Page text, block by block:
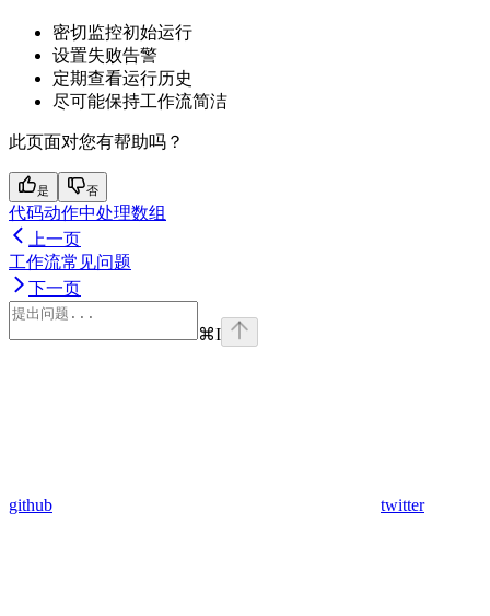
密切监控初始运行
设置失败告警
定期查看运行历史
尽可能保持工作流简洁
此页面对您有帮助吗？
是 否
代码动作中处理数组
上一页
工作流常见问题
下一页
⌘I
github twitter